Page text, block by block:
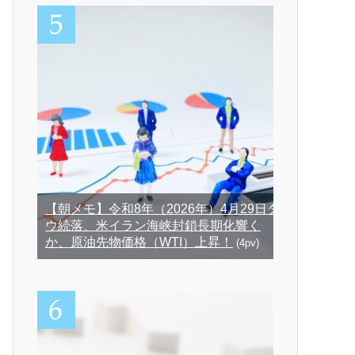
【朝メモ】令和8年（2026年）4月29日ダ
ウ続落、米イラン海峡封鎖長期化響く
か、原油先物価格（WTI）上昇！
(4pv)